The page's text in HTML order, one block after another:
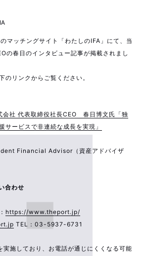
マッチングサイト「わたしのIFA」にて、当
の春日のインタビュー記事が掲載されまし
のリンクからご覧ください。
会社 代表取締役社長CEO 春日博文氏「独
サービスで非連続な成長を実現」
Financial Advisor（資産アドバイザ
合わせ
https://www.theport.jp/
TEL：03-5937-6731
実施しており、お電話が通じにくくなる可能